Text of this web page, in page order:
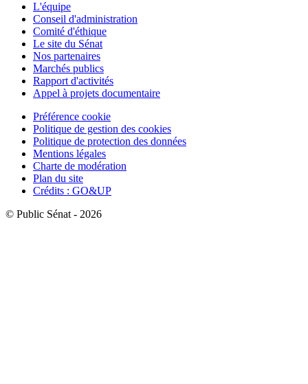
L'équipe
Conseil d'administration
Comité d'éthique
Le site du Sénat
Nos partenaires
Marchés publics
Rapport d'activités
Appel à projets documentaire
Préférence cookie
Politique de gestion des cookies
Politique de protection des données
Mentions légales
Charte de modération
Plan du site
Crédits : GO&UP
© Public Sénat - 2026